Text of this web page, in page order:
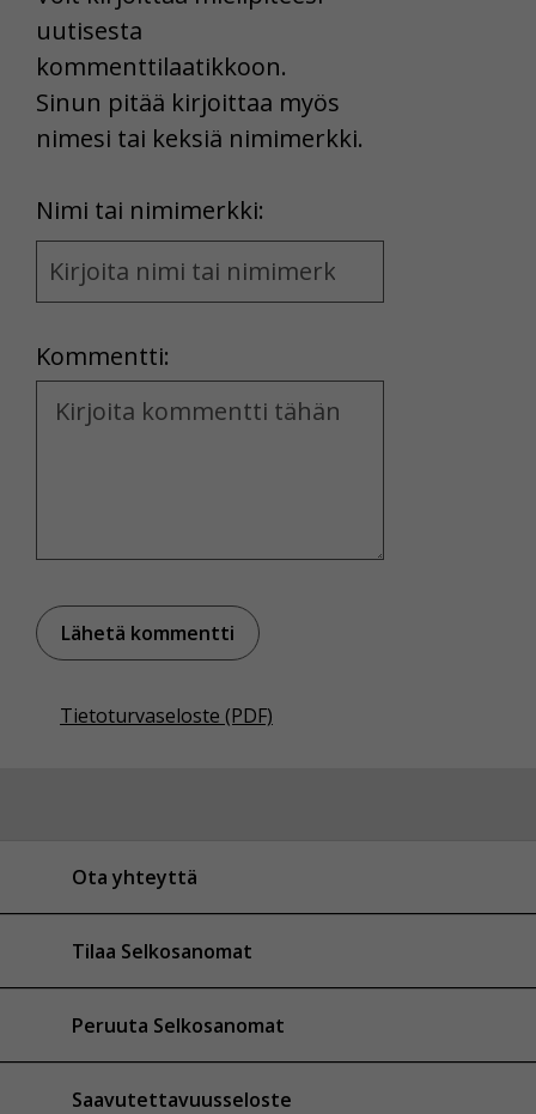
uutisesta
kommenttilaatikkoon.
Sinun pitää kirjoittaa myös
nimesi tai keksiä nimimerkki.
Nimi tai nimimerkki:
Name
and
Kommentti:
Kommentti
Tietoturvaseloste (PDF)
Ota yhteyttä
Tilaa Selkosanomat
Peruuta Selkosanomat
Saavutettavuusseloste